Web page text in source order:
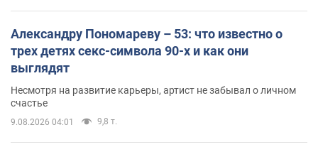
Александру Пономареву – 53: что известно о
трех детях секс-символа 90-х и как они
выглядят
Несмотря на развитие карьеры, артист не забывал о личном
счастье
9.08.2026 04:01 9,8 т.